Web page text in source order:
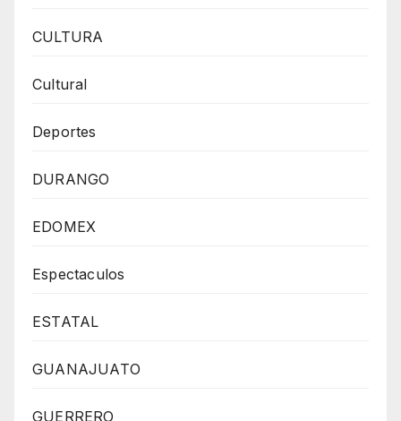
CULTURA
Cultural
Deportes
DURANGO
EDOMEX
Espectaculos
ESTATAL
GUANAJUATO
GUERRERO